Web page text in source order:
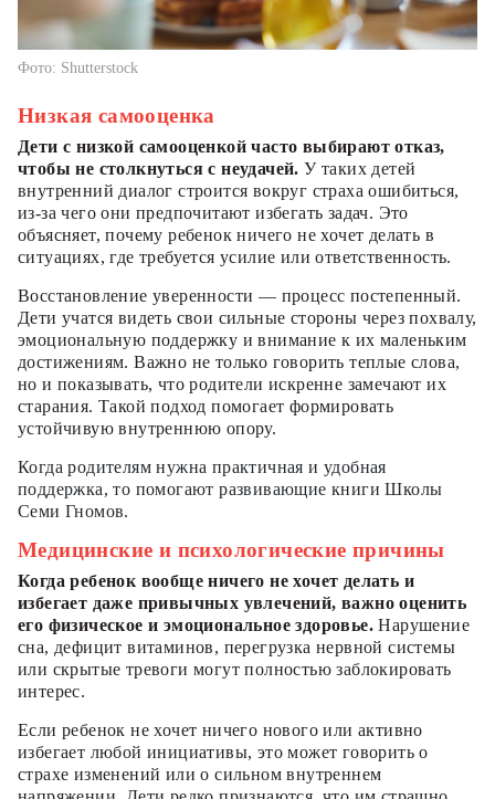
Фото: Shutterstock
Низкая самооценка
Дети с низкой самооценкой часто выбирают отказ,
чтобы не столкнуться с неудачей. У таких детей
внутренний диалог строится вокруг страха ошибиться,
из-за чего они предпочитают избегать задач. Это
объясняет, почему ребенок ничего не хочет делать в
ситуациях, где требуется усилие или ответственность.
Восстановление уверенности — процесс постепенный.
Дети учатся видеть свои сильные стороны через похвалу,
эмоциональную поддержку и внимание к их маленьким
достижениям. Важно не только говорить теплые слова,
но и показывать, что родители искренне замечают их
старания. Такой подход помогает формировать
устойчивую внутреннюю опору.
Когда родителям нужна практичная и удобная
поддержка, то помогают развивающие книги Школы
Семи Гномов.
Медицинские и психологические причины
Когда ребенок вообще ничего не хочет делать и
избегает даже привычных увлечений, важно оценить
его физическое и эмоциональное здоровье. Нарушение
сна, дефицит витаминов, перегрузка нервной системы
или скрытые тревоги могут полностью заблокировать
интерес.
Если ребенок не хочет ничего нового или активно
избегает любой инициативы, это может говорить о
страхе изменений или о сильном внутреннем